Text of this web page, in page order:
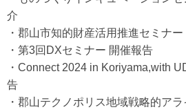
介
・郡山市知的財産活用推進セミナ
・第3回DXセミナー 開催報告
・Connect 2024 in Koriyama,with
告
・郡山テクノポリス地域戦略的ア